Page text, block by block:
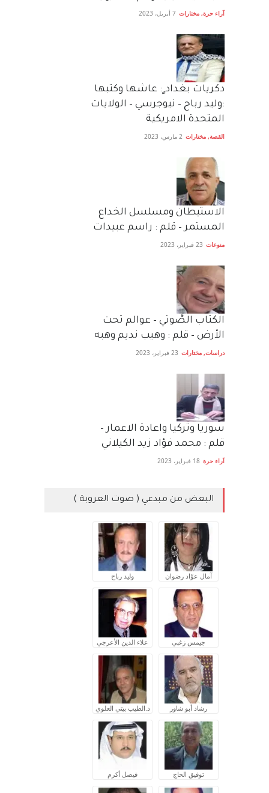
آراء حرة, مختارات 7 أبريل، 2023
دكريات بغداد ٍ: عاشها وكتبها
:وليد رباح – نيوجرسي – الولايات
المتحدة الامريكية
القصة, مختارات 2 مارس، 2023
الاستيطان ومسلسل الخداع
المستمر – قلم : راسم عبيدات
منوعات 23 فبراير، 2023
الكتاب الصَّوتي – عوالم تحت
الأرض – قلم : وهيب نديم وهبه
دراسات, مختارات 23 فبراير، 2023
سوريا وتركيا واعادة الاعمار –
قلم : محمد فؤاد زيد الكيلاني
آراء حرة 18 فبراير، 2023
البعض من مبدعي ( صوت العروبة )
آمال عوّاد رضوان وليد رباح
جيمس زغبي علاء الدين الأعرجي
رشاد أبو شاور د.الطيب بيتي العلوي
توفيق الحاج فيصل أكرم